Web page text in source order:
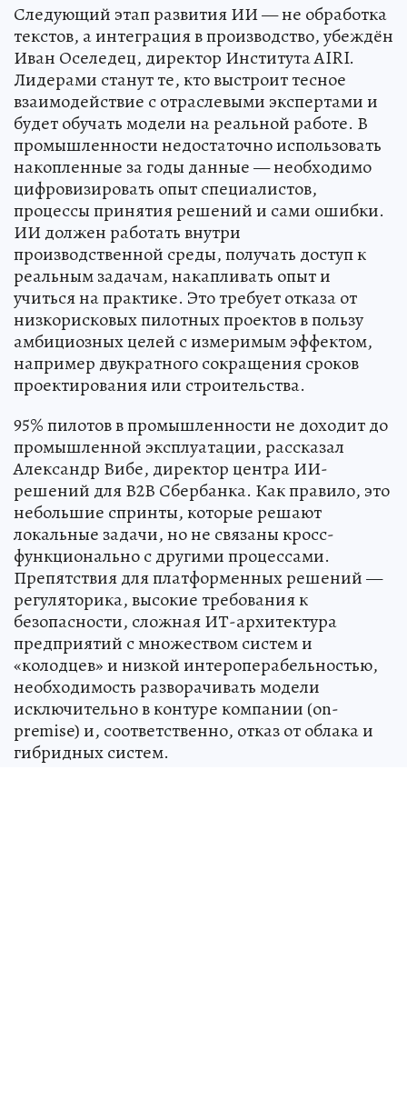
Следующий этап развития ИИ — не обработка
текстов, а интеграция в производство, убеждён
Иван Оселедец, директор Института AIRI.
Лидерами станут те, кто выстроит тесное
взаимодействие с отраслевыми экспертами и
будет обучать модели на реальной работе. В
промышленности недостаточно использовать
накопленные за годы данные — необходимо
цифровизировать опыт специалистов,
процессы принятия решений и сами ошибки.
ИИ должен работать внутри
производственной среды, получать доступ к
реальным задачам, накапливать опыт и
учиться на практике. Это требует отказа от
низкорисковых пилотных проектов в пользу
амбициозных целей с измеримым эффектом,
например двукратного сокращения сроков
проектирования или строительства.
95% пилотов в промышленности не доходит до
промышленной эксплуатации, рассказал
Александр Вибе, директор центра ИИ-
решений для В2В Сбербанка. Как правило, это
небольшие спринты, которые решают
локальные задачи, но не связаны кросс-
функционально с другими процессами.
Препятствия для платформенных решений —
регуляторика, высокие требования к
безопасности, сложная ИТ-архитектура
предприятий с множеством систем и
«колодцев» и низкой интероперабельностью,
необходимость разворачивать модели
исключительно в контуре компании (on-
premise) и, соответственно, отказ от облака и
гибридных систем.